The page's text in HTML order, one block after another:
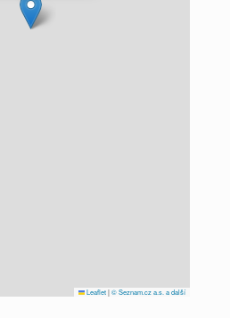
Leaflet|© Seznam.cz a.s. a další